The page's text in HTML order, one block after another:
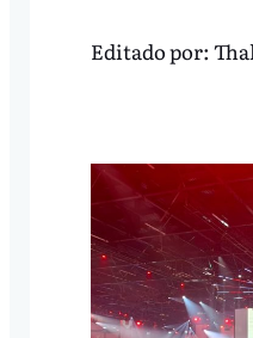
Editado por: